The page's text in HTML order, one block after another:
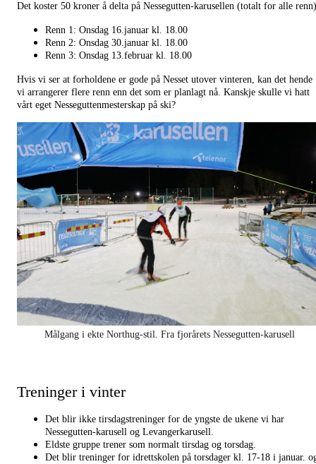
Det koster 50 kroner å delta på Nessegutten-karusellen (totalt for alle
Renn 1: Onsdag 16.januar kl. 18.00
Renn 2: Onsdag 30.januar kl. 18.00
Renn 3: Onsdag 13.februar kl. 18.00
Hvis vi ser at forholdene er gode på Nesset utover vinteren, kan det hende
vi arrangerer flere renn enn det som er planlagt nå. Kanskje skulle vi hatt
vårt eget Nesseguttenmesterskap på ski?
Målgang i ekte Northug-stil. Fra fjorårets Nessegutten-karusell
Treninger i vinter
Det blir ikke tirsdagstreninger for de yngste de ukene vi har
Nessegutten-karusell og Levangerkarusell.
Eldste gruppe trener som normalt tirsdag og torsdag.
Det blir treninger for idrettskolen på torsdager kl. 17-18 i januar.